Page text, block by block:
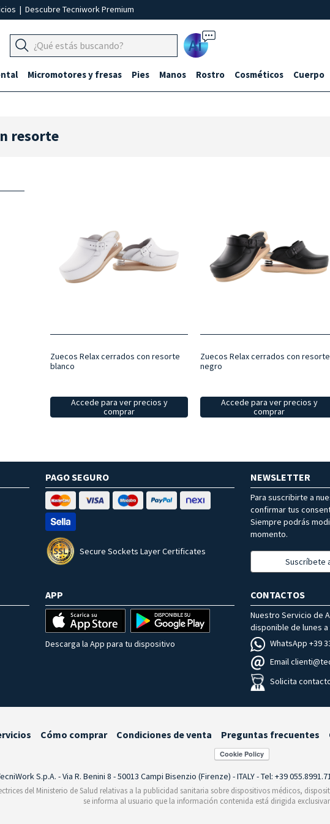
| Descubre Tecniwork Premium
Ai
Micromotores y fresas Pies Manos Rostro Cosméticos Cuerpo
resorte
Zuecos Relax cerrados con resorte
blanco
Accede para ver precios y
comprar
Zuecos Relax cerrados con resorte
negro
Accede para ver precios y
comprar
PAGO SEGURO
Secure Sockets Layer Certificates
NEWSLETTER
Para suscribirte a
confirmar tus
Siempre podrás
momento.
Suscríbete
APP
Descarga la App para tu dispositivo
CONTACTOS
Nuestro Servicio de
disponible de lunes a
WhatsApp +39
Email
Solicita
Cómo comprar Condiciones de venta Preguntas frecuentes
S.p.A. - Via R. Benini 8 - 50013 Campi Bisenzio (Firenze) - ITALY - Tel: +39
del Ministerio de Salud relativas a la publicidad sanitaria sobre dispositivos médicos,
se informa al usuario que la información contenida está dirigida